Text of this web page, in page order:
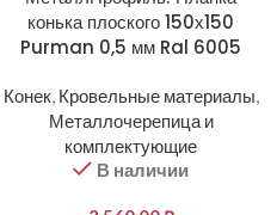
конька плоского 150х150
Purman 0,5 мм Ral 6005
Конек, Кровельные материалы,
Металлочерепица и
комплектующие
В наличии